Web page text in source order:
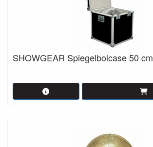
SHOWGEAR Spiegelbolcase 50 cm